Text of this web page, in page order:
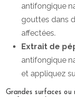
antifongique
gouttes dans
affectées.
Extrait de
antifongique
et appliquez
Grandes surfaces ou